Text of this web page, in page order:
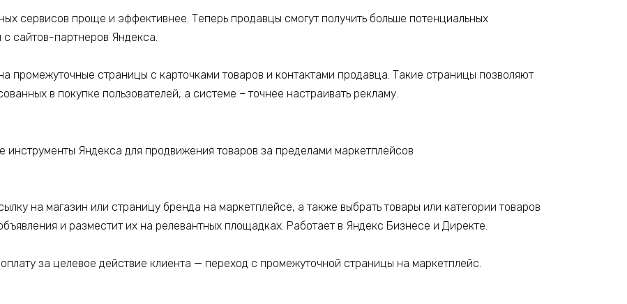
сервисов проще и эффективнее. Теперь продавцы смогут получить больше потенциальных
сайтов-партнеров Яндекса.
промежуточные страницы с карточками товаров и контактами продавца. Такие страницы позволяют
в покупке пользователей, а системе – точнее настраивать рекламу.
на магазин или страницу бренда на маркетплейсе, а также выбрать товары или категории товаров
и разместит их на релевантных площадках. Работает в Яндекс Бизнесе и Директе.
за целевое действие клиента — переход с промежуточной страницы на маркетплейс.